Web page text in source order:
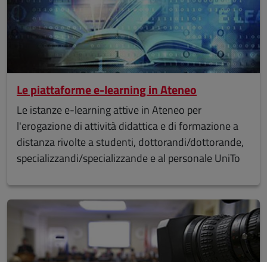
Le piattaforme e-learning in Ateneo
Le istanze e-learning attive in Ateneo per
l'erogazione di attività didattica e di formazione a
distanza rivolte a studenti, dottorandi/dottorande,
specializzandi/specializzande e al personale UniTo